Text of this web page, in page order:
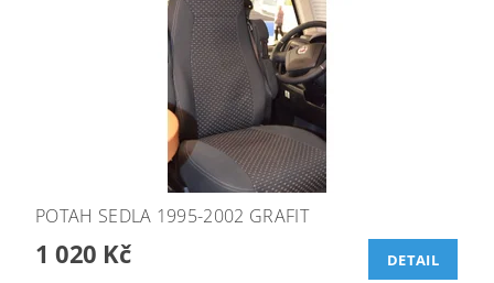
POTAH SEDLA 1995-2002 GRAFIT
1 020 Kč DETAIL